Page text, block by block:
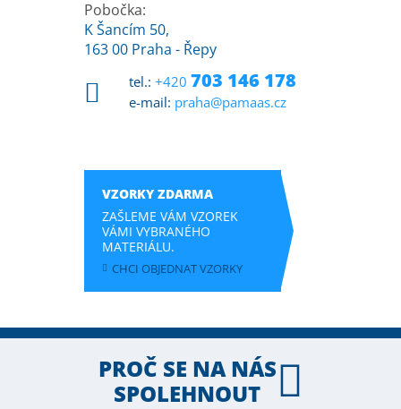
Pobočka:
K Šancím 50,
163 00 Praha - Řepy
tel.: +420 703 146 178
e-mail: praha@pamaas.cz
VZORKY ZDARMA
ZAŠLEME VÁM VZOREK
VÁMI VYBRANÉHO
MATERIÁLU.
CHCI OBJEDNAT VZORKY
PROČ SE NA NÁS
SPOLEHNOUT